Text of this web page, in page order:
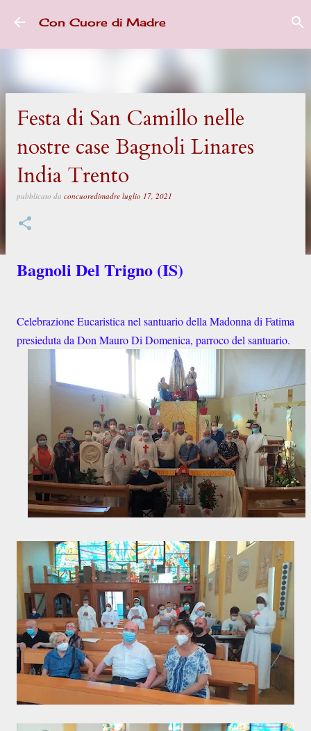
Passa ai contenuti principali
Con Cuore di Madre
Festa di San Camillo nelle
nostre case Bagnoli Linares
India Trento
pubblicato da concuoredimadre luglio 17, 2021
Bagnoli Del Trigno (IS)
Celebrazione Eucaristica nel santuario della Madonna di Fatima
presieduta da Don Mauro Di Domenica, parroco del santuario.